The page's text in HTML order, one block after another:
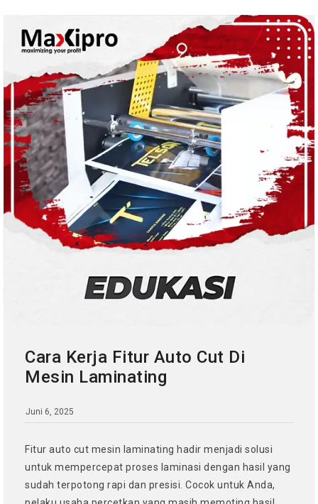
Cara Kerja Fitur Auto Cut Di
Mesin Laminating
Juni 6, 2025
Fitur auto cut mesin laminating hadir menjadi solusi
untuk mempercepat proses laminasi dengan hasil yang
sudah terpotong rapi dan presisi. Cocok untuk Anda,